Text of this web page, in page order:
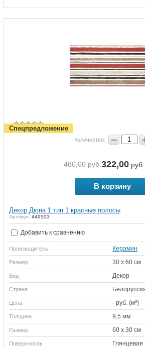
Спецпредложение
Количество: −
480,00руб.322,00
В корзину
Декор Дюна 1 тип 1 красные полосы
Артикул: 449503
Добавить к сравнению
Производитель: Керамин
Размер 30 х 60 см
Вид Декор
Страна
Цена - руб. (м²)
Толщина 9,5 мм
Размер 60 х 30 см
Поверхность Глянцевая